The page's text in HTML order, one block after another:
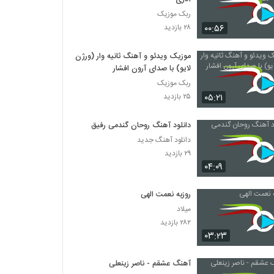
۰۰:۵۶
ربک موزیک
۲۸ بازدید
۰۵:۲۱
موزیک ویدئو و آهنگ ثانیه وار (ورژن
لایو) با صدای آرون افشار
ربک موزیک
۲۵ بازدید
۰۴:۰۹
دانلود آهنگ روحان گندمی رفیق
دانلود آهنگ جدید
۲۹ بازدید
۰۳:۲۳
روزبه نعمت الهی
میلاد
۲۸۲ بازدید
آهنگ عشقم - ناصر زینعلی